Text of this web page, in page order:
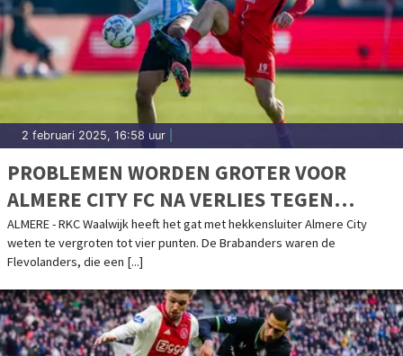
2 februari 2025, 16:58 uur
PROBLEMEN WORDEN GROTER VOOR
ALMERE CITY FC NA VERLIES TEGEN
CONCURRENT RKC
ALMERE - RKC Waalwijk heeft het gat met hekkensluiter Almere City
weten te vergroten tot vier punten. De Brabanders waren de
Flevolanders, die een [...]